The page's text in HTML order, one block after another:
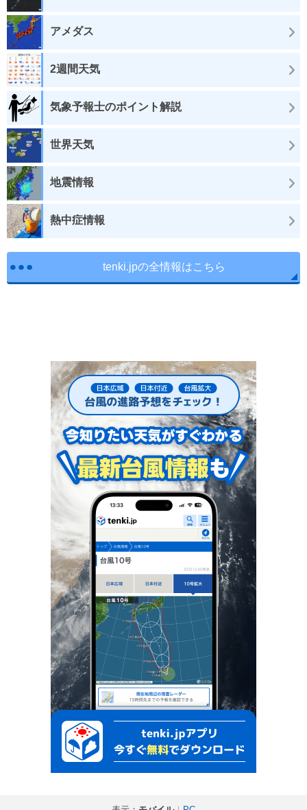
アメダス
2週間天気
気象予報士のポイント解説
世界天気
地震情報
熱中症情報
tenki.jpの全情報はこちら